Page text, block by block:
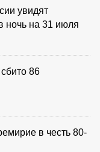
увидят
ночь на 31 июля
86
в честь 80-